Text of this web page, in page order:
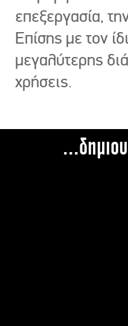
επεξεργασία,
Επίσης με τον
μεγαλύτερης
χρήσεις.